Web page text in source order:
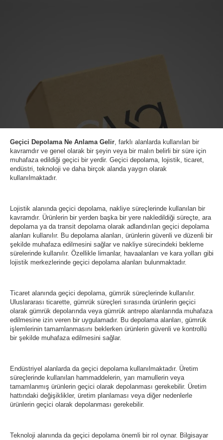
Geçici Depolama Ne Anlama Gelir, farklı alanlarda kullanılan bir
kavramdır ve genel olarak bir şeyin veya bir malın belirli bir süre için
muhafaza edildiği geçici bir yerdir. Geçici depolama, lojistik, ticaret,
endüstri, teknoloji ve daha birçok alanda yaygın olarak
kullanılmaktadır.
Lojistik alanında geçici depolama, nakliye süreçlerinde kullanılan bir
kavramdır. Ürünlerin bir yerden başka bir yere nakledildiği süreçte, ara
depolama ya da transit depolama olarak adlandırılan geçici depolama
alanları kullanılır. Bu depolama alanları, ürünlerin güvenli ve düzenli bir
şekilde muhafaza edilmesini sağlar ve nakliye sürecindeki bekleme
sürelerinde kullanılır. Özellikle limanlar, havaalanları ve kara yolları gibi
lojistik merkezlerinde geçici depolama alanları bulunmaktadır.
Ticaret alanında geçici depolama, gümrük süreçlerinde kullanılır.
Uluslararası ticarette, gümrük süreçleri sırasında ürünlerin geçici
olarak gümrük depolarında veya gümrük antrepo alanlarında muhafaza
edilmesine izin veren bir uygulamadır. Bu depolama alanları, gümrük
işlemlerinin tamamlanmasını beklerken ürünlerin güvenli ve kontrollü
bir şekilde muhafaza edilmesini sağlar.
Endüstriyel alanlarda da geçici depolama kullanılmaktadır. Üretim
süreçlerinde kullanılan hammaddelerin, yarı mamullerin veya
tamamlanmış ürünlerin geçici olarak depolanması gerekebilir. Üretim
hattındaki değişiklikler, üretim planlaması veya diğer nedenlerle
ürünlerin geçici olarak depolanması gerekebilir.
Teknoloji alanında da geçici depolama önemli bir rol oynar. Bilgisayar